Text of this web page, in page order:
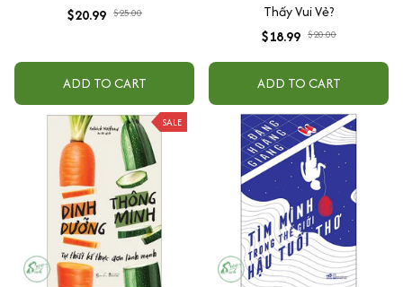
$20.99 $25.00
ADD TO CART
Thấy Vui Vẻ?
$18.99 $20.00
ADD TO CART
SALE